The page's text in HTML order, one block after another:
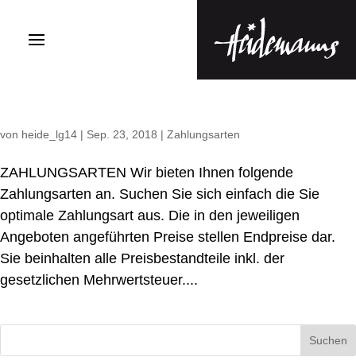
von heide_lg14 | Sep. 23, 2018 | Zahlungsarten
ZAHLUNGSARTEN Wir bieten Ihnen folgende
Zahlungsarten an. Suchen Sie sich einfach die Sie
optimale Zahlungsart aus. Die in den jeweiligen
Angeboten angeführten Preise stellen Endpreise dar.
Sie beinhalten alle Preisbestandteile inkl. der
gesetzlichen Mehrwertsteuer....